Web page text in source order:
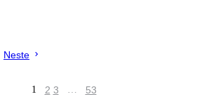
Neste
1 2 3 … 53